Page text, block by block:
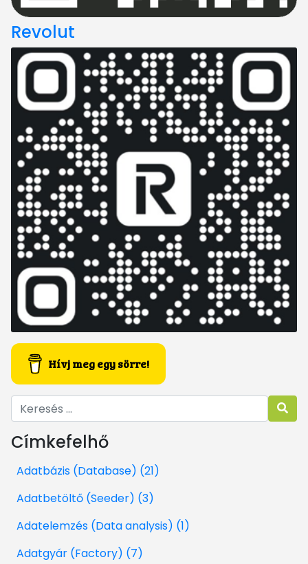
Revolut
Hívj meg egy sörre!
Címkefelhő
Adatbázis (Database) (21)
Adatbetöltő (Seeder) (3)
Adatelemzés (Data analysis) (1)
Adatgyár (Factory) (7)